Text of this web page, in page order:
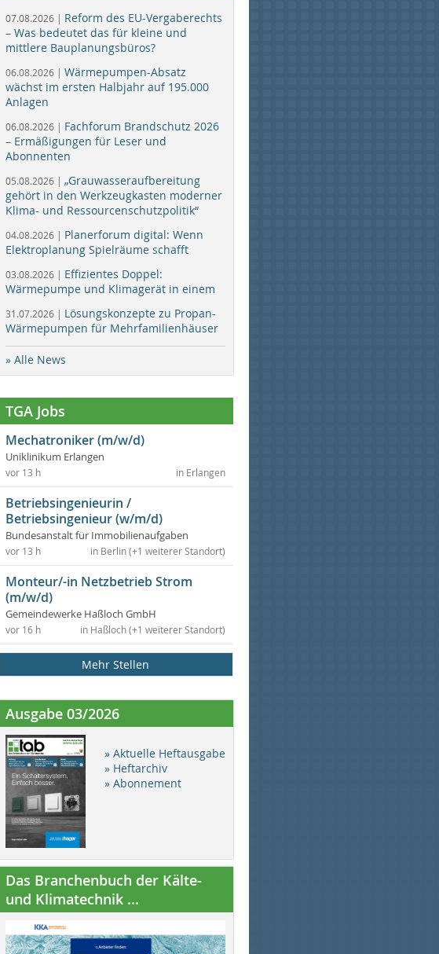
07.08.2026 | Reform des EU-Vergaberechts
– Was bedeutet das für kleine und
mittlere Bauplanungsbüros?
06.08.2026 | Wärmepumpen-Absatz
wächst im ersten Halbjahr auf 195.000
Anlagen
06.08.2026 | Fachforum Brandschutz 2026
– Ermäßigungen für Leser und
Abonnenten
05.08.2026 | „Grauwasseraufbereitung
gehört in den Werkzeugkasten moderner
Klima- und Ressourcenschutzpolitik“
04.08.2026 | Planerforum digital: Wenn
Elektroplanung Spielräume schafft
03.08.2026 | Effizientes Doppel:
Wärmepumpe und Klimagerät in einem
31.07.2026 | Lösungskonzepte zu Propan-
Wärmepumpen für Mehrfamilienhäuser
» Alle News
TGA Jobs
Mechatroniker (m/w/d)
Uniklinikum Erlangen
in Erlangen
vor 13 h
Betriebsingenieurin /
Betriebsingenieur (w/m/d)
Bundesanstalt für Immobilienaufgaben
in Berlin (+1 weiterer Standort)
vor 13 h
Monteur/-in Netzbetrieb Strom
(m/w/d)
Gemeindewerke Haßloch GmbH
in Haßloch (+1 weiterer Standort)
vor 16 h
Mehr Stellen
Ausgabe 03/2026
» Aktuelle Heftausgabe
» Heftarchiv
» Abonnement
Das Branchenbuch der Kälte-
und Klimatechnik ...